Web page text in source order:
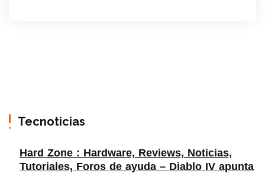
Tecnoticias
Hard Zone : Hardware, Reviews, Noticias,
Tutoriales, Foros de ayuda – Diablo IV apunta